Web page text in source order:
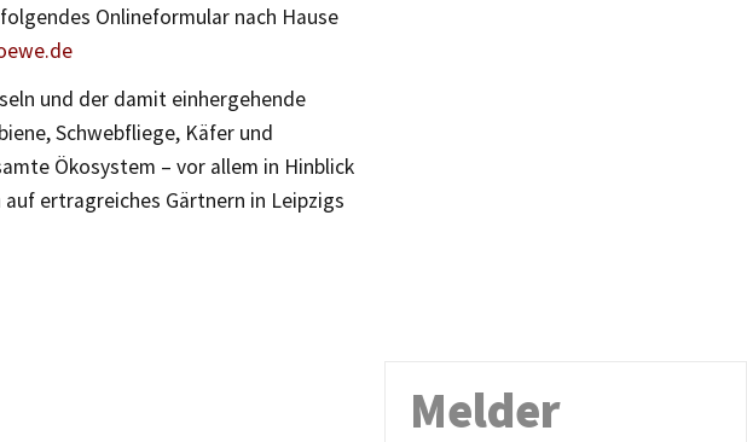
Onlineformular nach Hause
und der damit einhergehende
Schwebfliege, Käfer und
Ökosystem – vor allem in Hinblick
ertragreiches Gärtnern in Leipzigs
Melder